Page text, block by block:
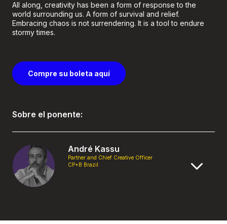
All along, creativity has been a form of response to the
world surrounding us. A form of survival and relief.
Embracing chaos is not surrendering. It is a tool to endure
stormy times.
Compre su boleta aquí
Sobre el ponente:
André Kassu
Partner and Chief Creative Officer
CP+B Brazil